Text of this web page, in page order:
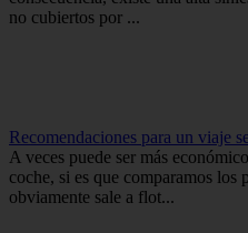
no cubiertos por ...
Recomendaciones para un viaje
A veces puede ser más
coche, si es que comparamos los
obviamente sale a flot...